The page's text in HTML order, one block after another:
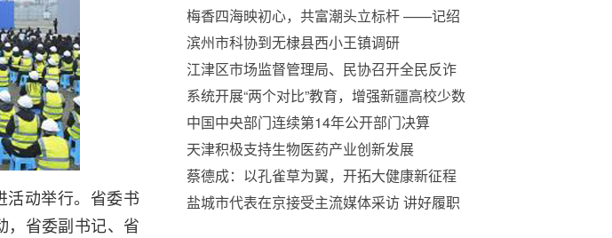
活动举行。省委书
，省委副书记、省
梅香四海映初心，共富潮头立标杆 ——记绍
兴市南岭农副产品有限公司董事长吴丽军
滨州市科协到无棣县西小王镇调研
江津区市场监督管理局、民协召开全民反诈
骗工作推进会
系统开展“两个对比”教育，增强新疆高校少数
民族 大学生“五个认同”教育的实效性
中国中央部门连续第14年公开部门决算
天津积极支持生物医药产业创新发展
蔡德成：以孔雀草为翼，开拓大健康新征程
盐城市代表在京接受主流媒体采访 讲好履职